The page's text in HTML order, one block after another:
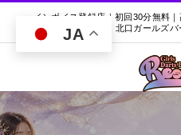
インボイス登録店｜初回30分無料
口・北口ガールズ
JA